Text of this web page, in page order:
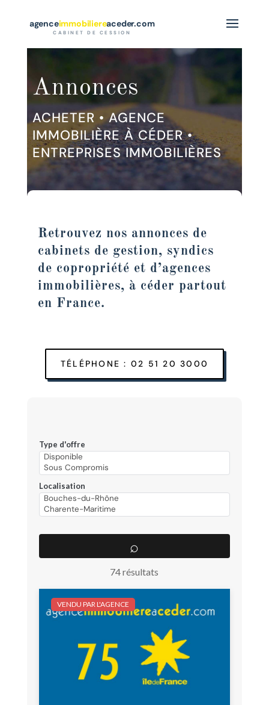
agenceimmobiliereaceder.com
CABINET DE CESSION
Annonces
ACHETER •AGENCE
IMMOBILIÈRE À CÉDER•
ENTREPRISES IMMOBILIÈRES
Retrouvez nos annonces de
cabinets de gestion, syndics
de copropriété et d’agences
immobilières, à céder partout
en France.
TÉLÉPHONE : 02 51 20 3000
Type d'offre
Localisation
74 résultats
VENDU PAR L'AGENCE